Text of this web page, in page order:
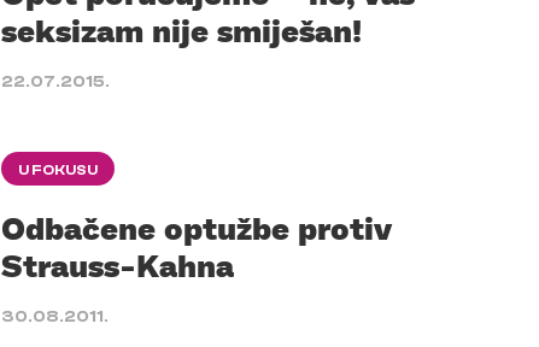
seksizam nije smiješan!
22.07.2015.
U FOKUSU
Odbačene optužbe protiv
Strauss-Kahna
30.08.2011.